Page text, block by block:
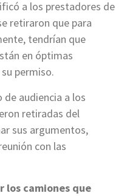
a los prestadores de
retiraron que para
tendrían que
en óptimas
permiso.
de audiencia a los
retiradas del
sus argumentos,
con las
los camiones que